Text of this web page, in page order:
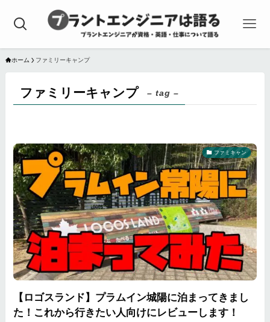
ホーム ファミリーキャンプ
ファミリーキャンプ – tag –
ファミキャン
【ロゴスランド】プラムイン城陽に泊まってきまし
た！これから行きたい人向けにレビューします！